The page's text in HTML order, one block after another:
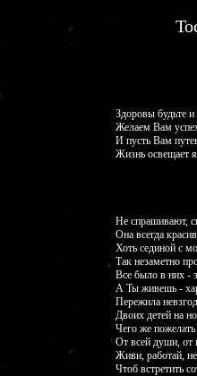
Здоровы будьте
Желаем Вам
И пусть Вам
Жизнь освещает
Не спрашивают,
Она всегда
Хоть сединой с
Так незаметно
Все было в них -
А Ты живешь -
Пережила
Двоих детей на
Чего же
От всей души, от
Живи, работай,
Чтоб встретить